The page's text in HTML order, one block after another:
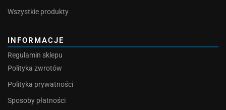
Wszystkie produkty
INFORMACJE
Regulamin sklepu
Polityka zwrotów
Polityka prywatności
Sposoby płatności